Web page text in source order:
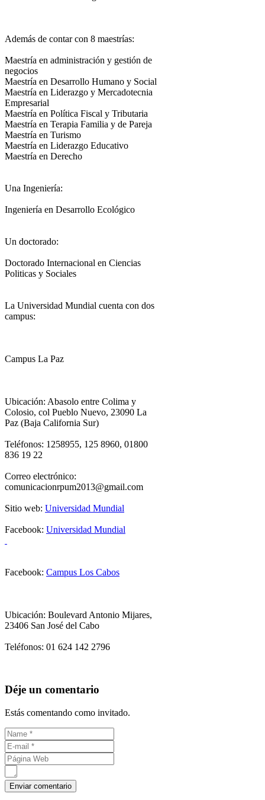
Además de contar con 8 maestrías:
Maestría en administración y gestión de
negocios
Maestría en Desarrollo Humano y Social
Maestría en Liderazgo y Mercadotecnia
Empresarial
Maestría en Política Fiscal y Tributaria
Maestría en Terapia Familia y de Pareja
Maestría en Turismo
Maestría en Liderazgo Educativo
Maestría en Derecho
Una Ingeniería:
Ingeniería en Desarrollo Ecológico
Un doctorado:
Doctorado Internacional en Ciencias
Politicas y Sociales
La Universidad Mundial cuenta con dos
campus:
Campus La Paz
Ubicación: Abasolo entre Colima y
Colosio, col Pueblo Nuevo, 23090 La
Paz (Baja California Sur)
Teléfonos: 1258955, 125 8960, 01800
836 19 22
Correo electrónico:
comunicacionrpum2013@gmail.com
Sitio web: Universidad Mundial
Facebook: Universidad Mundial
Facebook: Campus Los Cabos
Ubicación: Boulevard Antonio Mijares,
23406 San José del Cabo
Teléfonos: 01 624 142 2796
Déje un comentario
Estás comentando como invitado.